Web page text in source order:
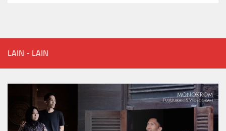
LAIN - LAIN